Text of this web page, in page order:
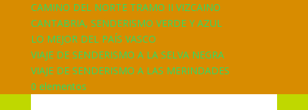
CAMINO DEL NORTE TRAMO II VIZCAINO
CANTABRIA, SENDERISMO VERDE Y AZUL
LO MEJOR DEL PAÍS VASCO
VIAJE DE SENDERISMO A LA SELVA NEGRA
VIAJE DE SENDERISMO A LAS MERINDADES
0 elementos